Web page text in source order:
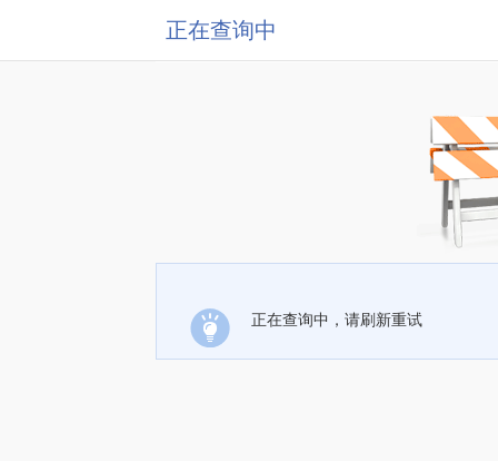
正在查询中
正在查询中，请刷新重试